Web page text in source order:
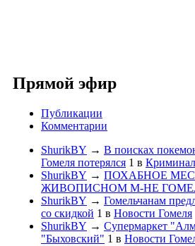
Прямой эфир
Публикации
Комментарии
ShurikBY → В поисках
Гомеля потерялся 1 в
ShurikBY → ПОХАБНОЕ
ЖИВОПИСНОМ М-НЕ
ShurikBY → Гомельчанам
со скидкой 1 в Новости Гомеля
ShurikBY → Супермаркет
"Быховский" 1 в Новости